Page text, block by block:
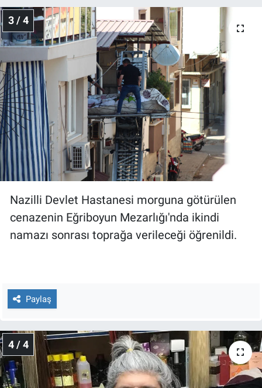
3 / 4
Nazilli Devlet Hastanesi morguna götürülen
cenazenin Eğriboyun Mezarlığı'nda ikindi
namazı sonrası toprağa verileceği öğrenildi.
Paylaş
4 / 4